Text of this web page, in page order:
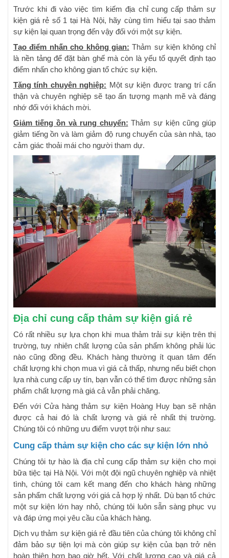
Trước khi đi vào việc tìm kiếm địa chỉ cung cấp thảm sự
kiện giá rẻ số 1 tại Hà Nội, hãy cùng tìm hiểu tại sao thảm
sự kiện lại quan trọng đến vậy đối với một sự kiện.
Tạo điểm nhấn cho không gian: Thảm sự kiện không chỉ
là nền tảng để đặt bàn ghế mà còn là yếu tố quyết định tạo
điểm nhấn cho không gian tổ chức sự kiện.
Tăng tính chuyên nghiệp: Một sự kiện được trang trí cẩn
thận và chuyên nghiệp sẽ tạo ấn tượng mạnh mẽ và đáng
nhớ đối với khách mời.
Giảm tiếng ồn và rung chuyển: Thảm sự kiện cũng giúp
giảm tiếng ồn và làm giảm độ rung chuyển của sàn nhà, tạo
cảm giác thoải mái cho người tham dự.
Địa chỉ cung cấp thảm sự kiện giá rẻ
Có rất nhiều sự lựa chọn khi mua thảm trải sự kiện trên thị
trường, tuy nhiên chất lượng của sản phẩm không phải lúc
nào cũng đồng đều. Khách hàng thường ít quan tâm đến
chất lượng khi chọn mua vì giá cả thấp, nhưng nếu biết chọn
lựa nhà cung cấp uy tín, bạn vẫn có thể tìm được những sản
phẩm chất lượng mà giá cả vẫn phải chăng.
Đến với Cửa hàng thảm sự kiện Hoàng Huy bạn sẽ nhận
được cả hai đó là chất lượng và giá rẻ nhất thị trường.
Chúng tôi có những ưu điểm vượt trội như sau:
Cung cấp thảm sự kiện cho các sự kiện lớn nhỏ
Chúng tôi tự hào là địa chỉ cung cấp thảm sự kiện cho mọi
bữa tiệc tại Hà Nội. Với một đội ngũ chuyên nghiệp và nhiệt
tình, chúng tôi cam kết mang đến cho khách hàng những
sản phẩm chất lượng với giá cả hợp lý nhất. Dù bạn tổ chức
một sự kiện lớn hay nhỏ, chúng tôi luôn sẵn sàng phục vụ
và đáp ứng mọi yêu cầu của khách hàng.
Dịch vụ thảm sự kiện giá rẻ đầu tiên của chúng tôi không chỉ
đảm bảo sự tiện lợi mà còn giúp sự kiện của bạn trở nên
hoàn thiện hơn bao giờ hết. Với chất lượng cao và giá cả